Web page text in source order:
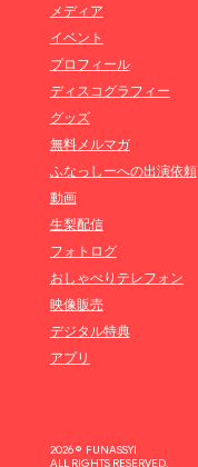
メディア
イベント
プロフィール
ディスコグラフィー
グッズ
無料メルマガ
ふなっしーへの出演依頼
動画
生梨配信
フォトログ
おしゃべりテレフォン
映像販売
デジタル特典
アプリ
2026 © FUNASSYI
ALL RIGHTS RESERVED.